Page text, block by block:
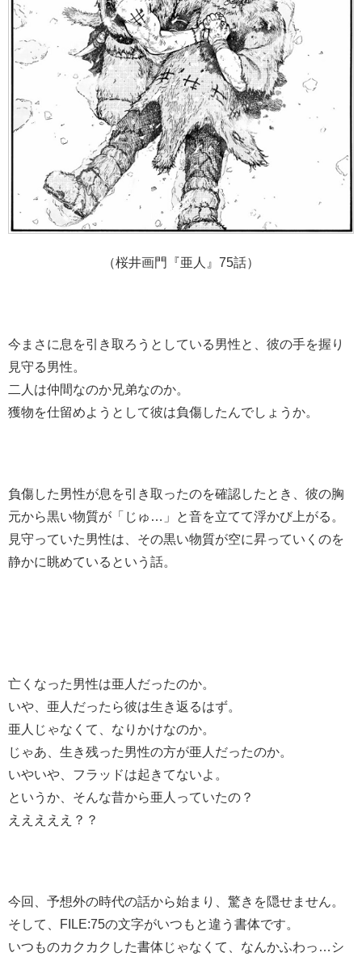
（桜井画門『亜人』75話）
今まさに息を引き取ろうとしている男性と、彼の手を握り
見守る男性。
二人は仲間なのか兄弟なのか。
獲物を仕留めようとして彼は負傷したんでしょうか。
負傷した男性が息を引き取ったのを確認したとき、彼の胸
元から黒い物質が「じゅ…」と音を立てて浮かび上がる。
見守っていた男性は、その黒い物質が空に昇っていくのを
静かに眺めているという話。
亡くなった男性は亜人だったのか。
いや、亜人だったら彼は生き返るはず。
亜人じゃなくて、なりかけなのか。
じゃあ、生き残った男性の方が亜人だったのか。
いやいや、フラッドは起きてないよ。
というか、そんな昔から亜人っていたの？
えええええ？？
今回、予想外の時代の話から始まり、驚きを隠せません。
そして、FILE:75の文字がいつもと違う書体です。
いつものカクカクした書体じゃなくて、なんかふわっ…シ